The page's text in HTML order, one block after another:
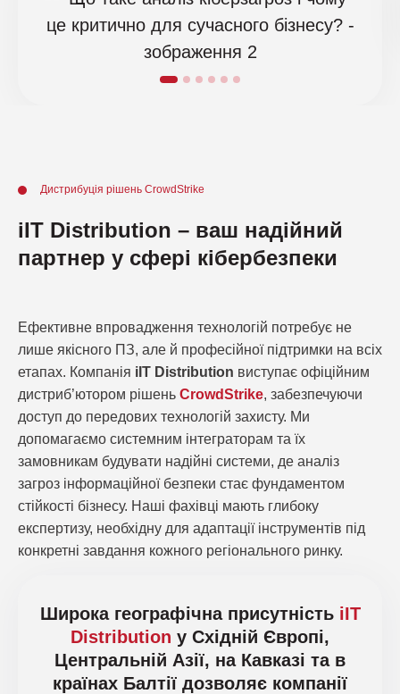
Дистрибуція рішень CrowdStrike
iIT Distribution – ваш надійний
партнер у сфері кібербезпеки
Ефективне впровадження технологій потребує не
лише якісного ПЗ, але й професійної підтримки на всіх
етапах. Компанія iIT Distribution виступає офіційним
дистриб’ютором рішень CrowdStrike, забезпечуючи
доступ до передових технологій захисту. Ми
допомагаємо системним інтеграторам та їх
замовникам будувати надійні системи, де аналіз
загроз інформаційної безпеки стає фундаментом
стійкості бізнесу. Наші фахівці мають глибоку
експертизу, необхідну для адаптації інструментів під
конкретні завдання кожного регіонального ринку.
Широка географічна присутність iIT
Distribution у Східній Європі,
Центральній Азії, на Кавказі та в
країнах Балтії дозволяє компанії